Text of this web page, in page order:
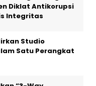
Diklat Antikorupsi
Integritas
Studio
Satu Perangkat